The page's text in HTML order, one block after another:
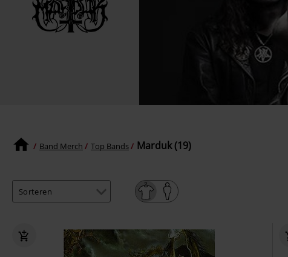
Band Merch Top Bands Marduk (19)